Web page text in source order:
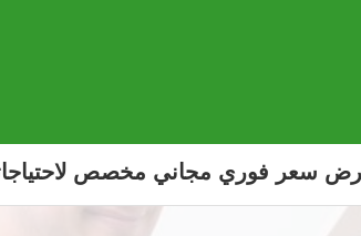
سعر فوري مجاني مخصص